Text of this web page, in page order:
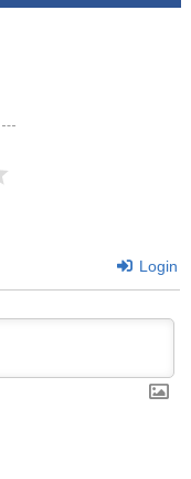
Login